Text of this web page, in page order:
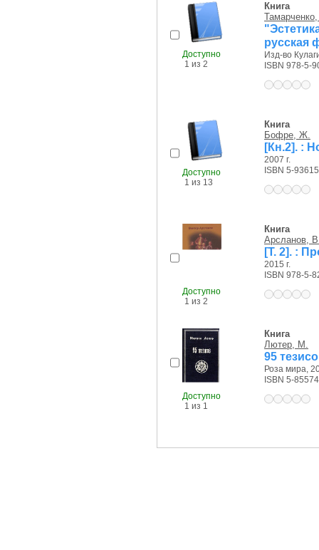
Доступно
1 из 2
Книга
русская
Изд-во
ISBN 978-5-
Доступно
1 из 13
Книга
Бофре, Ж.
[Кн.2]. :
2007 г.
ISBN 5-
Доступно
1 из 2
Книга
Арсланов,
[Т. 2]. :
2015 г.
ISBN 978-5-
Доступно
1 из 1
Книга
Лютер, М.
95
Роза мира,
ISBN 5-